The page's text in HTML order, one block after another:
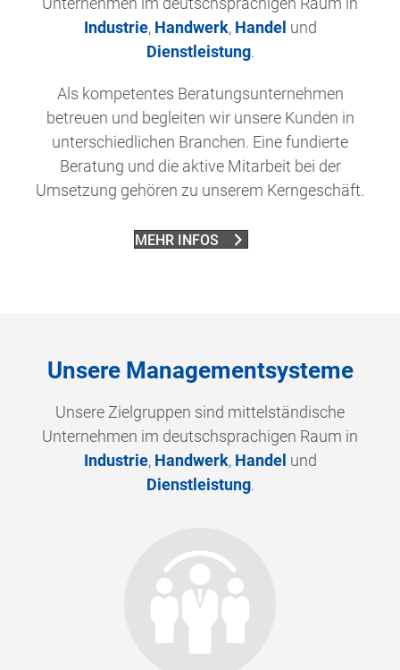
Industrie, Handwerk, Handel und
Dienstleistung.
Als kompetentes Beratungsunternehmen
betreuen und begleiten wir unsere Kunden in
unterschiedlichen Branchen. Eine fundierte
Beratung und die aktive Mitarbeit bei der
Umsetzung gehören zu unserem Kerngeschäft.
MEHR INFOS
Unsere Managementsysteme
Unsere Zielgruppen sind mittelständische
Unternehmen im deutschsprachigen Raum in
Industrie, Handwerk, Handel und
Dienstleistung.